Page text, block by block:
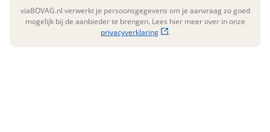
BOVAG Garantie
Fabrieksgarantie van
toepassing
viaBOVAG.nl verwerkt je persoonsgegevens om je aanvraag zo goed
mogelijk bij de aanbieder te brengen. Lees hier meer over in onze
privacyverklaring
.